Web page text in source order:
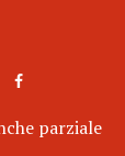
parziale